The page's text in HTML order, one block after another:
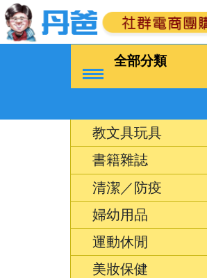
全部分類
教文具玩具
書籍雜誌
清潔／防疫
婦幼用品
運動休閒
美妝保健